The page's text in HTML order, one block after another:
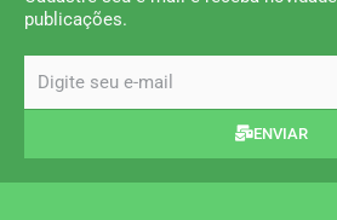
publicações.
ENVIAR